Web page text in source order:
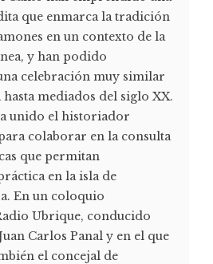
que enmarca la tradición
en un contexto de la
y han podido
celebración muy similar
hasta mediados del siglo XX.
unido el historiador
colaborar en la consulta
que permitan
en la isla de
En un coloquio
Ubrique, conducido
Carlos Panal y en el que
el concejal de